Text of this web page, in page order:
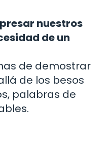
nuestros
de un
de demostrar
de los besos
palabras de